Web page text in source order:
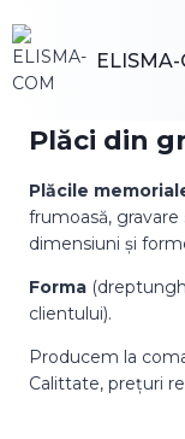
to
content
ELISMA-
Plăci din
Plăcile
frumoasă,
dimensiuni și
Forma
clientului).
Producem la
Calittate, prețuri